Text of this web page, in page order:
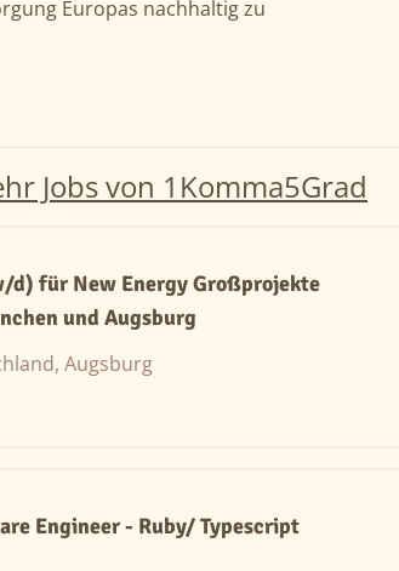
Europas nachhaltig zu
Jobs von 1Komma5Grad
für New Energy Großprojekte
und Augsburg
Augsburg
Engineer - Ruby/ Typescript